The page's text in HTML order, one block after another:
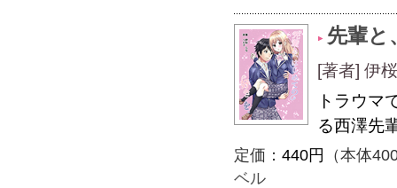
先輩と
[著者] 伊
トラウマ
る西澤先
定価： 440円
（本体
ベル